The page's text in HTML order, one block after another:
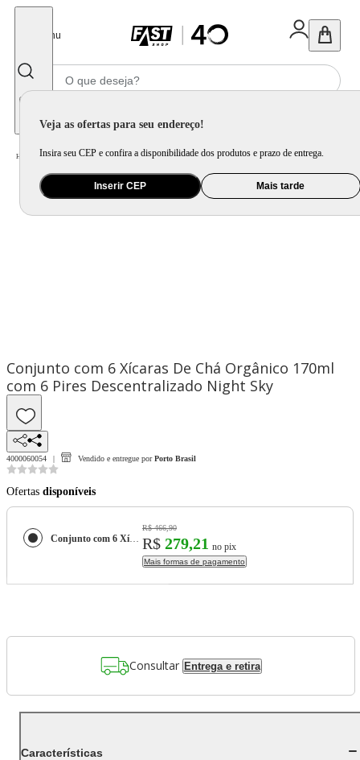
Menu
Veja as ofertas para seu endereço!
Insira seu CEP e confira a disponibilidade dos produtos e prazo de entrega.
Inserir CEP Mais tarde
Home Utilidade Doméstica Mesa / Jogo de Xícara e Xícara Avulsa
Conjunto com 6 Xícaras De Chá Orgânico 170ml
com 6 Pires Descentralizado Night Sky
4000060054 Vendido e entregue por Porto Brasil
Ofertas disponíveis
Conjunto com 6 Xícaras De Chá Orgânico 170ml com 6 Pires Descentralizado Night Sky
R$ 466,90
R$ 279,21 no pix
Mais formas de pagamento
Consultar Entrega e retira
Características